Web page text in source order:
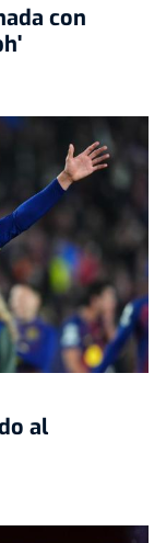
con
al